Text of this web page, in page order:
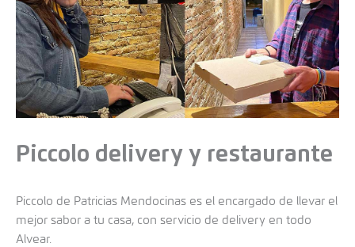
Piccolo delivery y restaurante
Piccolo de Patricias Mendocinas es el encargado de llevar el
mejor sabor a tu casa, con servicio de delivery en todo
Alvear.